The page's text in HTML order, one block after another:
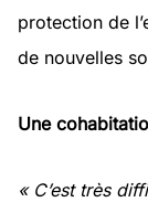
protection de
de nouvelles
Une
« C’est très